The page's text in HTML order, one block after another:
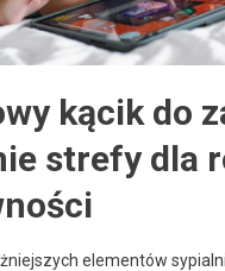
kącik do
strefy dla
elementów